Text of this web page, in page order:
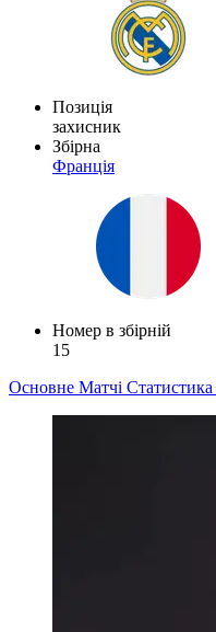
Позиція
захисник
Збірна
Франція
Номер в збірній
15
Основне Матчі Статистика